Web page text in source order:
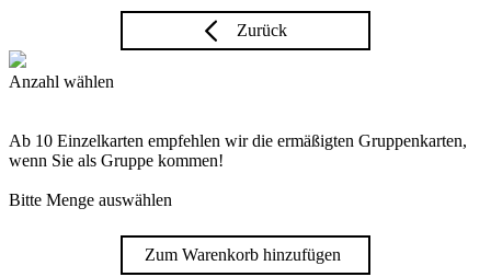
Zurück
Anzahl wählen
Ab 10 Einzelkarten empfehlen wir die ermäßigten Gruppenkarten,
wenn Sie als Gruppe kommen!
Bitte Menge auswählen
Zum Warenkorb hinzufügen